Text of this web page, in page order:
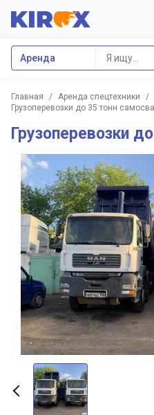
Аренда
Главная / Аренда спецтехники /
Грузоперевозки до 35 тонн
Грузоперевозки